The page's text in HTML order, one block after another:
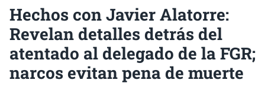
Hechos con Javier Alatorre:
Revelan detalles detrás del
atentado al delegado de la FGR;
narcos evitan pena de muerte